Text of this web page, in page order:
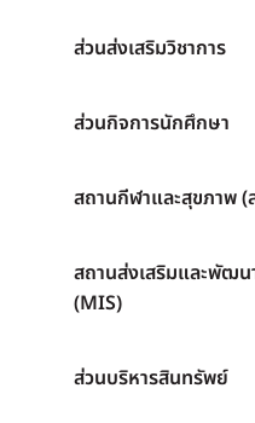
ส่วนส่งเสริมวิชาการ
ส่วนกิจการนักศึกษา
สถานกีฬาและสุขภาพ (
สถานส่งเสริมและพัฒน
(MIS)
ส่วนบริหารสินทรัพย์